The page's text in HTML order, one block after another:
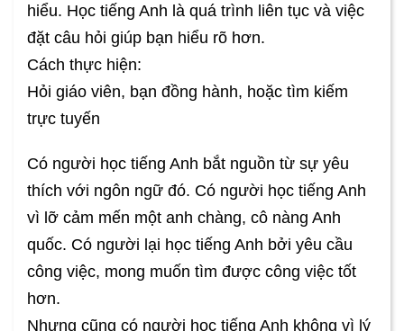
hiểu. Học tiếng Anh là quá trình liên tục và việc
đặt câu hỏi giúp bạn hiểu rõ hơn.
Cách thực hiện:
Hỏi giáo viên, bạn đồng hành, hoặc tìm kiếm
trực tuyến
Có người học tiếng Anh bắt nguồn từ sự yêu
thích với ngôn ngữ đó. Có người học tiếng Anh
vì lỡ cảm mến một anh chàng, cô nàng Anh
quốc. Có người lại học tiếng Anh bởi yêu cầu
công việc, mong muốn tìm được công việc tốt
hơn.
Nhưng cũng có người học tiếng Anh không vì lý